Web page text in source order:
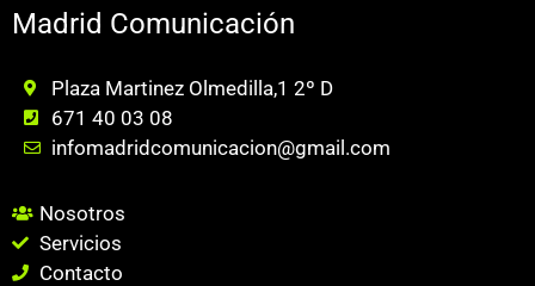
Madrid Comunicación
Plaza Martinez Olmedilla,1 2º D
671 40 03 08
infomadridcomunicacion@gmail.com
Nosotros
Servicios
Contacto